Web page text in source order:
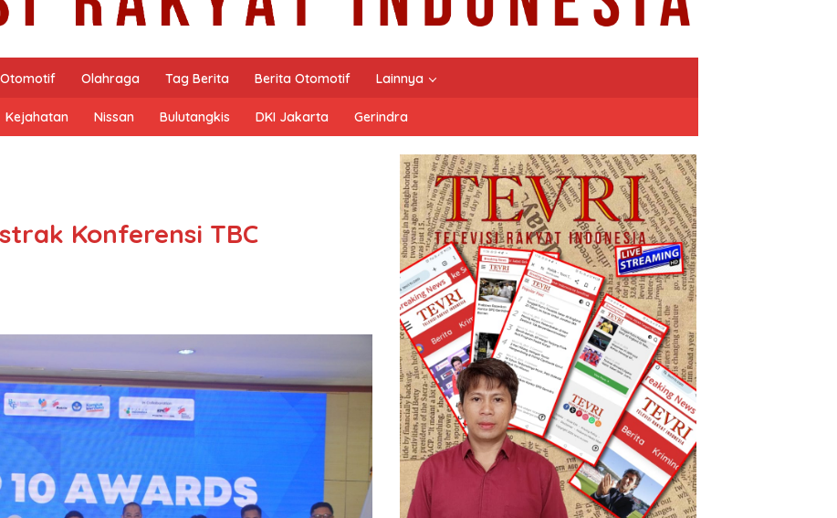
Otomotif Olahraga Tag Berita Berita Otomotif Lainnya
Kejahatan Nissan Bulutangkis DKI Jakarta Gerindra
Konferensi TBC